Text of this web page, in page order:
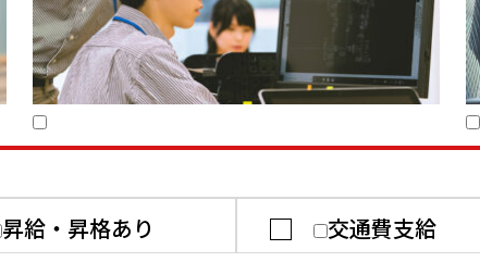
昇給・昇格あり
交通費支給